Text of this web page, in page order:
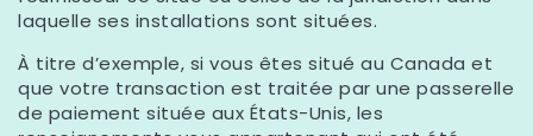
laquelle ses installations sont situées.
À titre d’exemple, si vous êtes situé au Canada et
que votre transaction est traitée par une passerelle
de paiement située aux États-Unis, les